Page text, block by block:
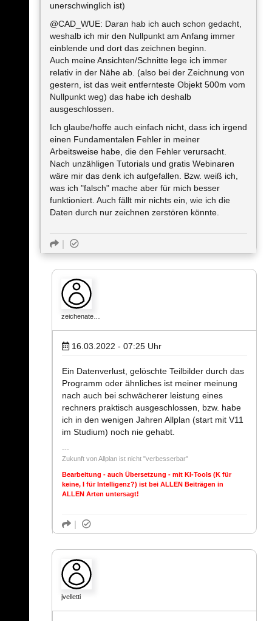
unerschwinglich ist)
@CAD_WUE: Daran hab ich auch schon gedacht,
weshalb ich mir den Nullpunkt am Anfang immer
einblende und dort das zeichnen beginn.
Auch meine Ansichten/Schnitte lege ich immer
relativ in der Nähe ab. (also bei der Zeichnung von
gestern, ist das weit entfernteste Objekt 500m vom
Nullpunkt weg) das habe ich deshalb
ausgeschlossen.
Ich glaube/hoffe auch einfach nicht, dass ich irgend
einen Fundamentalen Fehler in meiner
Arbeitsweise habe, die den Fehler verursacht.
Nach unzähligen Tutorials und gratis Webinaren
wäre mir das denk ich aufgefallen. Bzw. weiß ich,
was ich "falsch" mache aber für mich besser
funktioniert. Auch fällt mir nichts ein, wie ich die
Daten durch nur zeichnen zerstören könnte.
zeichenate…
16.03.2022 - 07:25 Uhr
Ein Datenverlust, gelöschte Teilbilder durch das
Programm oder ähnliches ist meiner meinung
nach auch bei schwächerer leistung eines
rechners praktisch ausgeschlossen, bzw. habe
ich in den wenigen Jahren Allplan (start mit V11
im Studium) noch nie gehabt.
Zukunft von Allplan ist nicht "verbesserbar"
Bearbeitung - auch Übersetzung - mit KI-Tools (K für
keine, I für Intelligenz?) ist bei ALLEN Beiträgen in
ALLEN Arten untersagt!
jvelletti